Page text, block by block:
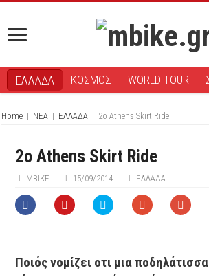
ΕΛΛΑΔΑ ΚΟΣΜΟΣ WORLD TOUR
Home | ΝΕΑ | ΕΛΛΑΔΑ | 2o Athens Skirt Ride
2o Athens Skirt Ride
ΜΒIKE 15/09/2014 ΕΛΛΑΔΑ
Ποιός νομίζει οτι μια